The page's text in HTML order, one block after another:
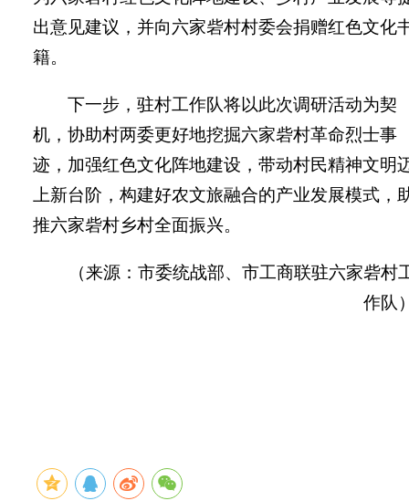
出意见建议，并向六家砦村村委会捐赠红色文化
籍。
下一步，驻村工作队将以此次调研活动为契
机，协助村两委更好地挖掘六家砦村革命烈士事
迹，加强红色文化阵地建设，带动村民精神文明
上新台阶，构建好农文旅融合的产业发展模式，
推六家砦村乡村全面振兴。
（来源：市委统战部、市工商联驻六家砦村
作队